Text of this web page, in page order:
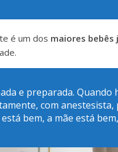
é um dos maiores bebês
e preparada.
com
bem, a mãe está